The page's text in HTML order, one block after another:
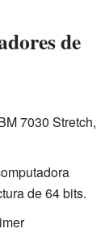
de
7030 Stretch,
de 64 bits.